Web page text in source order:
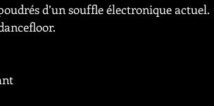
d’un souffle électronique actuel.